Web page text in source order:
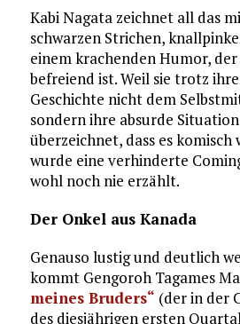
Kabi Nagata zeichnet all das
schwarzen Strichen,
einem krachenden Humor, der
befreiend ist. Weil sie trotz
Geschichte nicht dem
sondern ihre absurde
überzeichnet, dass es
wurde eine verhinderte
wohl noch nie erzählt.
Der Onkel aus Kanada
Genauso lustig und deutlich
kommt Gengoroh Tagames
meines Bruders“ (der in der
des diesjährigen ersten